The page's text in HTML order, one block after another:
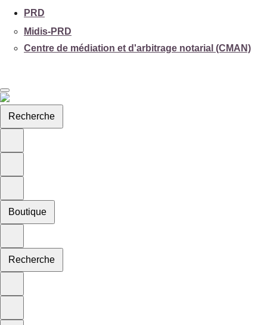
PRD
Midis-PRD
Centre de médiation et d'arbitrage notarial (CMAN)
Recherche
Boutique
Recherche